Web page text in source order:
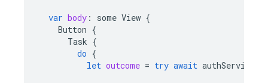
var body : some View {
Button {
Task {
do {
let outcome = try await authService